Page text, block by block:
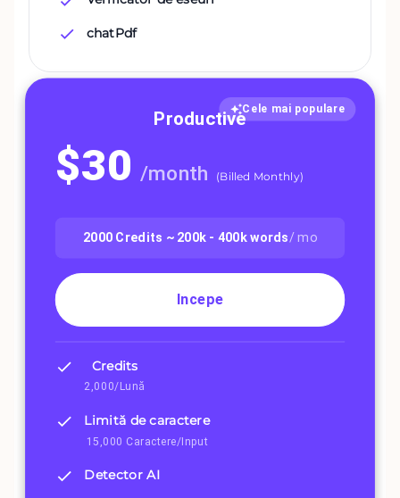
chatPdf
Cele mai populare
Productive
$30 /month (Billed Monthly)
2000 Credits ~ 200k - 400kwords/ mo
Incepe
Credits
2,000/Lună
Limită de caractere
15,000 Caractere/Input
Detector AI